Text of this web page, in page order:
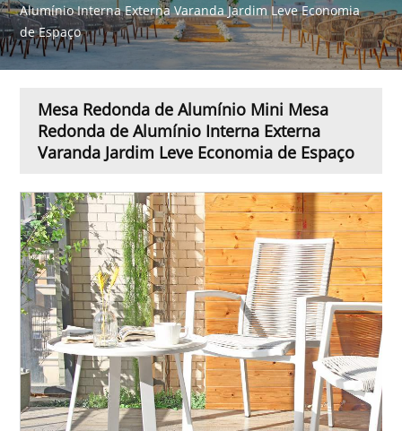
Alumínio Interna Externa Varanda Jardim Leve Economia
de Espaço
Mesa Redonda de Alumínio Mini Mesa
Redonda de Alumínio Interna Externa
Varanda Jardim Leve Economia de Espaço